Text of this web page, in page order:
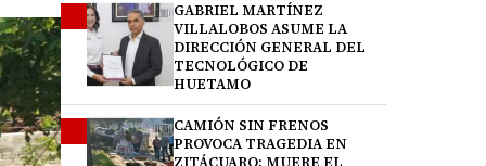
GABRIEL MARTÍNEZ
VILLALOBOS ASUME LA
DIRECCIÓN GENERAL DEL
TECNOLÓGICO DE
HUETAMO
CAMIÓN SIN FRENOS
PROVOCA TRAGEDIA EN
ZITÁCUARO; MUERE EL